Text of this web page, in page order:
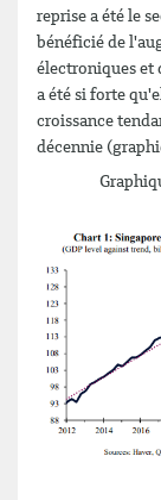
reprise a été le
bénéficié de
électroniques et
a été si forte
croissance
décennie